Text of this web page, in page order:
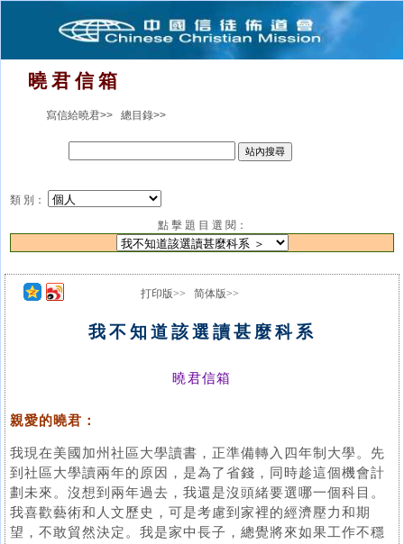
曉 君 信 箱
寫信給曉君>> 總目錄>>
類 別：
點 擊 題 目 選 閱：
打印版>> 简体版>>
我不知道該選讀甚麼科系
曉君信箱
親愛的曉君：
我現在美國加州社區大學讀書，正準備轉入四年制大學。先
到社區大學讀兩年的原因，是為了省錢，同時趁這個機會計
劃未來。沒想到兩年過去，我還是沒頭緒要選哪一個科目。
我喜歡藝術和人文歷史，可是考慮到家裡的經濟壓力和期
望，不敢貿然決定。我是家中長子，總覺將來如果工作不穩